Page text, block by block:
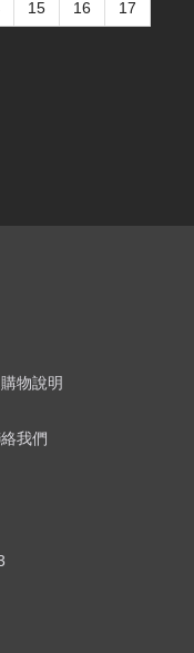
15 16 17
購物說明
我們